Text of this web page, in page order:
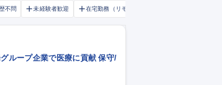
不問 未経験者歓迎 在宅勤務（リモートワーク）OK
ループ企業で医療に貢献 保守/